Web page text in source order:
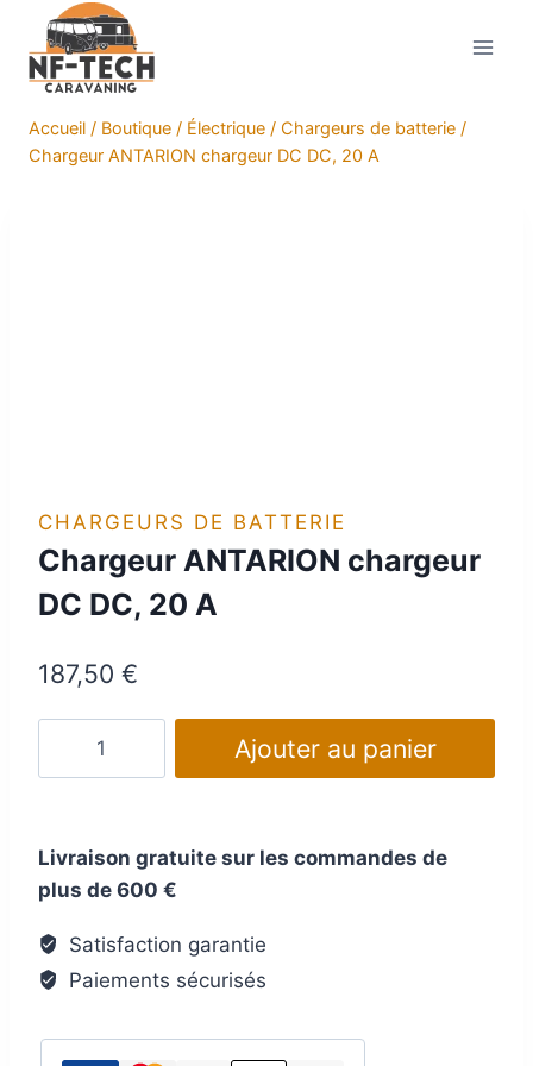
contenu
Accueil / Boutique / Électrique / Chargeurs de batterie /
Chargeur ANTARION chargeur DC DC, 20 A
CHARGEURS DE BATTERIE
Chargeur ANTARION chargeur
DC DC, 20 A
187,50 €
chargeur
DC
20
A
Ajouter au panier
Livraison gratuite sur les commandes de
plus de 600 €
Satisfaction garantie
Paiements sécurisés